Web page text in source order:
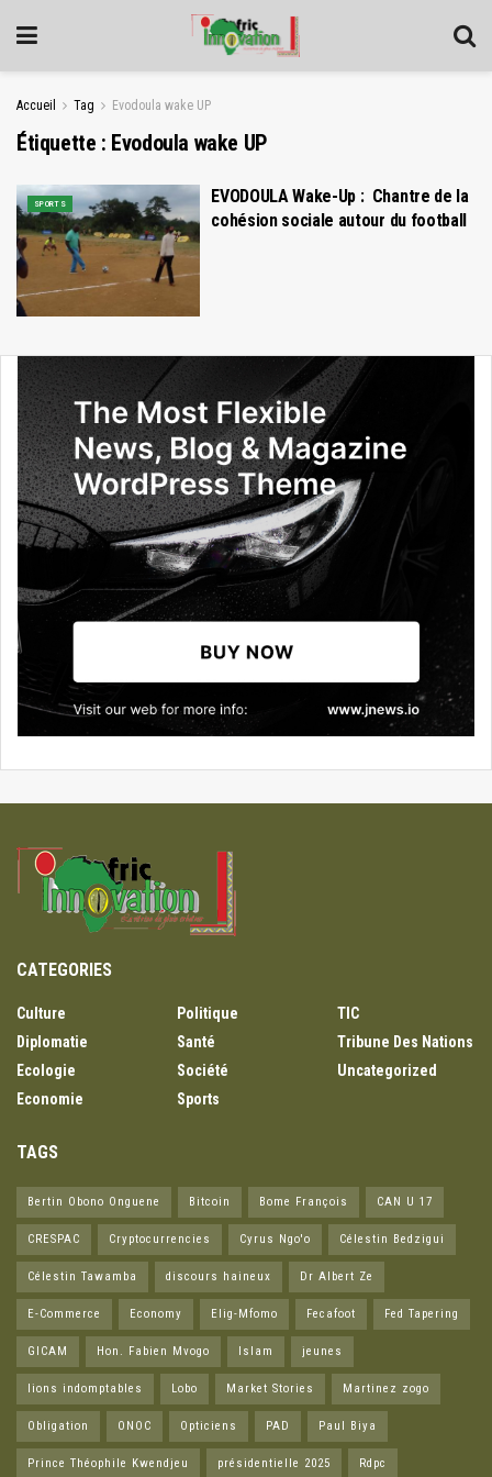
Accueil Tag Evodoula wake UP
Étiquette : Evodoula wake UP
SPORTS
EVODOULA Wake-Up : Chantre de la
cohésion sociale autour du football
CATEGORIES
Culture
Diplomatie
Ecologie
Economie
Politique
Santé
Société
Sports
TIC
Tribune Des Nations
Uncategorized
TAGS
Bertin Obono Onguene Bitcoin Bome François CAN U 17
CRESPAC Cryptocurrencies Cyrus Ngo'o Célestin Bedzigui
Célestin Tawamba discours haineux Dr Albert Ze
E-Commerce Economy Elig-Mfomo Fecafoot Fed Tapering
GICAM Hon. Fabien Mvogo Islam jeunes
lions indomptables Lobo Market Stories Martinez zogo
Obligation ONOC Opticiens PAD Paul Biya
Prince Théophile Kwendjeu présidentielle 2025 Rdpc